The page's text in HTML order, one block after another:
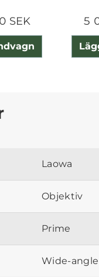
SEK 5
Laowa
Objektiv
Prime
Wide-angle